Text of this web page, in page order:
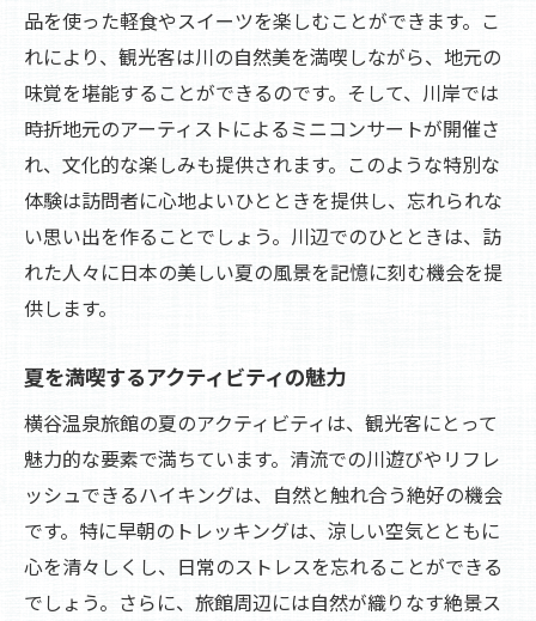
品を使った軽食やスイーツを楽しむことができます。こ
れにより、観光客は川の自然美を満喫しながら、地元の
味覚を堪能することができるのです。そして、川岸では
時折地元のアーティストによるミニコンサートが開催さ
れ、文化的な楽しみも提供されます。このような特別な
体験は訪問者に心地よいひとときを提供し、忘れられな
い思い出を作ることでしょう。川辺でのひとときは、訪
れた人々に日本の美しい夏の風景を記憶に刻む機会を提
供します。
夏を満喫するアクティビティの魅力
横谷温泉旅館の夏のアクティビティは、観光客にとって
魅力的な要素で満ちています。清流での川遊びやリフレ
ッシュできるハイキングは、自然と触れ合う絶好の機会
です。特に早朝のトレッキングは、涼しい空気とともに
心を清々しくし、日常のストレスを忘れることができる
でしょう。さらに、旅館周辺には自然が織りなす絶景ス